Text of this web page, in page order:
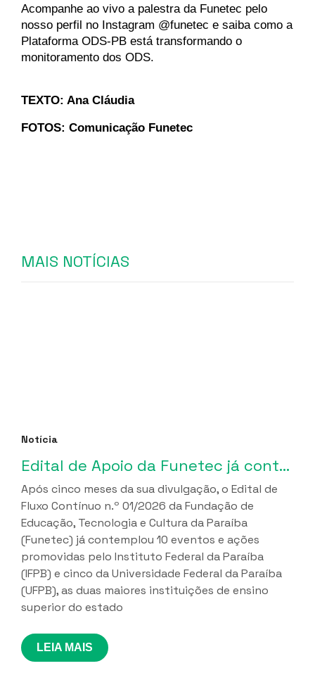
Acompanhe ao vivo a palestra da Funetec pelo
nosso perfil no Instagram @funetec e saiba como a
Plataforma ODS-PB está transformando o
monitoramento dos ODS.
TEXTO: Ana Cláudia
FOTOS: Comunicação Funetec
MAIS NOTÍCIAS
Notícia
Edital de Apoio da Funetec já contemplou 10 iniciativas do IFPB e 5 da UFPB
Após cinco meses da sua divulgação, o Edital de
Fluxo Contínuo n.º 01/2026 da Fundação de
Educação, Tecnologia e Cultura da Paraíba
(Funetec) já contemplou 10 eventos e ações
promovidas pelo Instituto Federal da Paraíba
(IFPB) e cinco da Universidade Federal da Paraíba
(UFPB), as duas maiores instituições de ensino
superior do estado
LEIA MAIS